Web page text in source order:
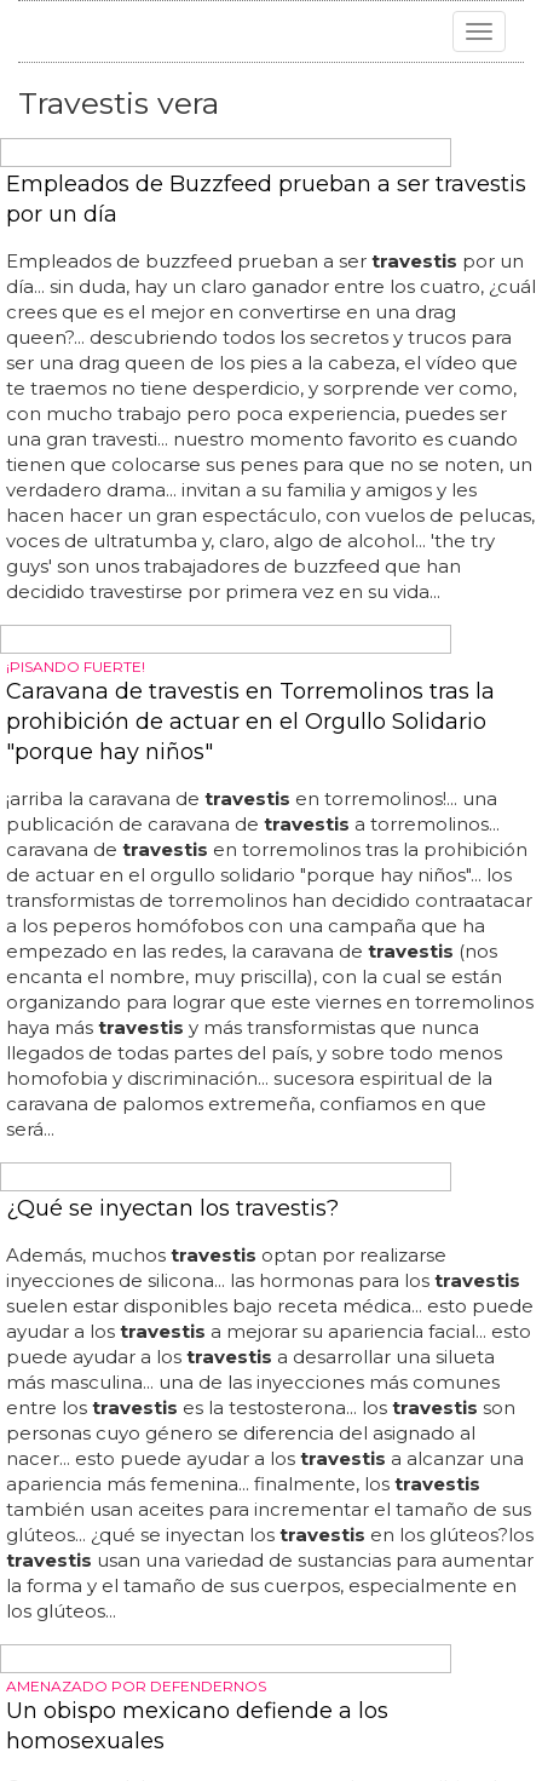
Toggle
Travestis vera
Empleados de Buzzfeed prueban a ser travestis
por un día
Empleados de buzzfeed prueban a sertravestis
queen?... descubriendo todos los secretos y trucos para
ser una drag queen de los pies a la cabeza, el vídeo que
te traemos no tiene desperdicio, y sorprende ver como,
con mucho trabajo pero poca experiencia, puedes ser
una gran travesti... nuestro momento favorito es cuando
tienen que colocarse sus penes para que no se noten, un
verdadero drama... invitan a su familia y amigos y les
hacen hacer un gran espectáculo, con vuelos de pelucas,
voces de ultratumba y, claro, algo de alcohol... 'the try
guys' son unos trabajadores de buzzfeed que han
decidido travestirse por primera vez en su vida...
¡PISANDO FUERTE!
Caravana de travestis en Torremolinos tras la
prohibición de actuar en el Orgullo Solidario
"porque hay niños"
¡arriba la caravana detravestisen torremolinos!... una
publicación de caravana de travestisa torremolinos...
caravana detravestisen torremolinos tras la prohibición
de actuar en el orgullo solidario "porque hay niños"... los
transformistas de torremolinos han decidido contraatacar
a los peperos homófobos con una campaña que ha
empezado en las redes, la caravana detravestis(nos
encanta el nombre, muy priscilla), con la cual se están
llegados de todas partes del país, y sobre todo menos
homofobia y discriminación... sucesora espiritual de la
caravana de palomos extremeña, confiamos en que